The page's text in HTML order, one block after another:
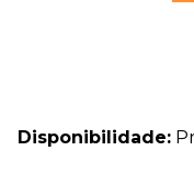
Disponibilidade: